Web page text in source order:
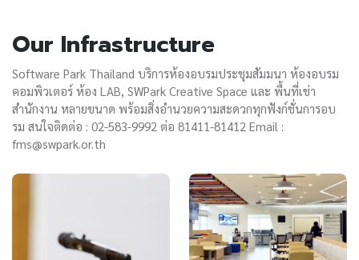
Our Infrastructure
Software Park Thailand บริการห้องอบรมประชุมสัมมนา ห้องอบรม
คอมพิวเตอร์ ห้อง LAB, SWPark Creative Space และ พื้นที่เช่า
สำนักงาน หลายขนาด พร้อมสิ่งอำนวยความสะดวกทุกฟังก์ชั่นการอบ
รม สนใจติดต่อ : 02-583-9992 ต่อ 81411-81412 Email :
fms@swpark.or.th